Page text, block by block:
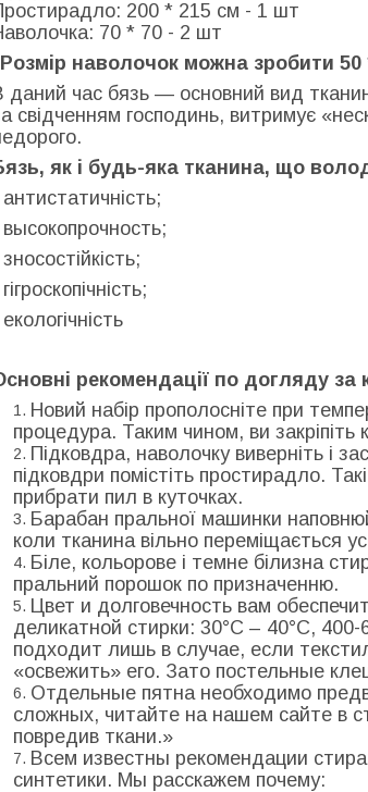
200 * 215 см - 1 шт
70 * 70 - 2 шт
наволочок можна зробити 50
даний час бязь — основний вид
свідченням господинь, витримує
як і будь-яка тканина, що
высокопрочность;
рекомендації по догляду за
Новий набір прополосніте при
процедура. Таким чином, ви закріпіть
Підковдра, наволочку виверніть і
підковдри помістіть простирадло.
прибрати пил в куточках.
Барабан пральної машинки
коли тканина вільно переміщається
Біле, кольорове і темне білизна
пральний порошок по призначенню.
Цвет и долговечность вам
деликатной стирки: 30°С – 40°С,
подходит лишь в случае, если
«освежить» его. Зато постельные
Отдельные пятна необходимо
сложных, читайте на нашем сайте в
повредив ткани.»
Всем известны рекомендации
синтетики. Мы расскажем почему: